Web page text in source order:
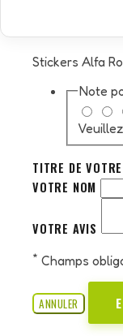
Stickers Alfa
Note
TITRE DE
VOTRE NOM
VOTRE AVIS
* Champs
ANNULER